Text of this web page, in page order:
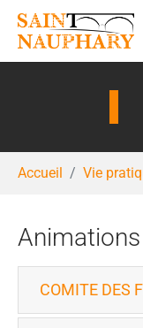
Accueil Vie
Animations
COMITE DES